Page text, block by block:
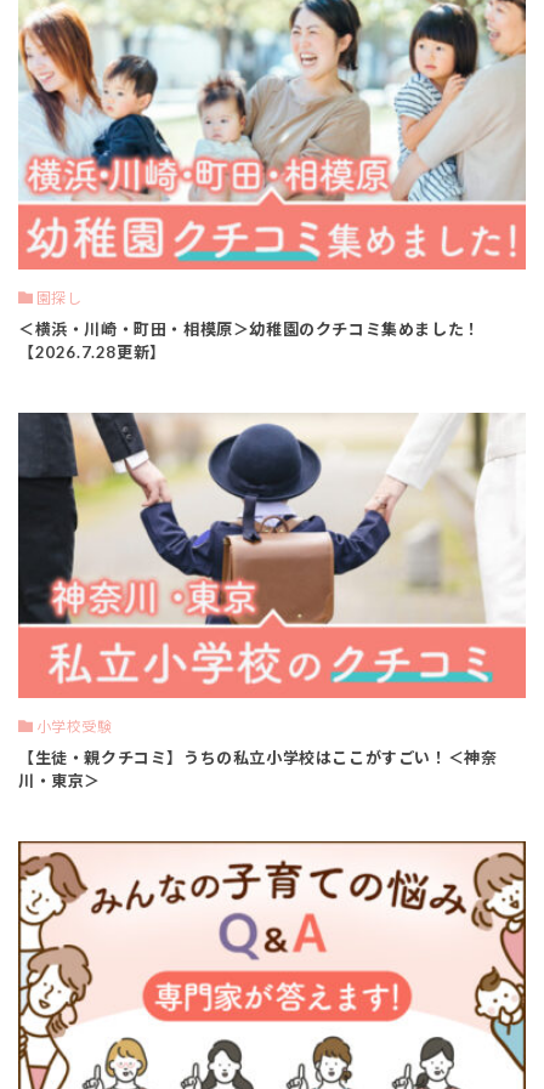
園探し
＜横浜・川崎・町田・相模原＞幼稚園のクチコミ集めました！
【2026.7.28更新】
小学校受験
【生徒・親クチコミ】うちの私立小学校はここがすごい！＜神奈
川・東京＞